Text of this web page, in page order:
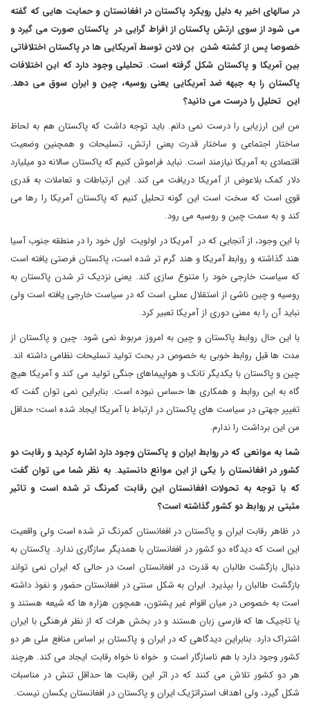
در سالهای اخیر به دلیل رویکرد پاکستان در افغانستان و حمایت هایی که گفته
می شود از سوی ارتش پاکستان از افراط گرایی در پاکستان صورت می گیرد و
خصوصا پس از کشته شدن بن لادن توسط آمریکایی ها در پاکستان اختلافاتی
بین آمریکا و پاکستان شکل گرفته است. تحلیلی وجود دارد که این اختلافات
پاکستان را به جبهه ضد آمریکایی یعنی روسیه، چین و ایران سوق می دهد.
این تحلیل را درست می دانید؟
من این ارزیابی را درست نمی دانم. باید توجه داشت که پاکستان هم به لحاظ
ساختار اجتماعی و ساختار قدرت یعنی ارتش، تسلیحات و همچنین وضعیت
اقتصادی به آمریکا نیازمند است. نباید فراموش کنیم که پاکستان سالانه دو میلیارد
دلار کمک بلاعوض از آمریکا دریافت می کند. این ارتباطات و تعاملات به قدری
قوی است که سخت است این گونه تحلیل کنیم که پاکستان آمریکا را رها می
کند و به سمت چین و روسیه می رود.
با این وجود، از آنجایی که در آمریکا در اولویت اول خود را در منطقه جنوب آسیا
هند گذاشته و روابط آمریکا و هند گرم تر شده است، پاکستان فرصتی یافته است
که سیاست خارجی خود را متنوع سازی کند. یعنی نزدیک تر شدن پاکستان به
روسیه و چین ناشی از استقلال عملی است که در سیاست خارجی یافته است ولی
نباید آن را به معنی دوری از آمریکا تعبیر کرد.
با این حال روابط پاکستان و چین به امروز مربوط نمی شود. چین و پاکستان از
مدت ها قبل روابط خوبی به خصوص در بحث تولید تسلیحات نظامی داشته اند.
چین و پاکستان با یکدیگر تانک و هواپیماهای جنگی تولید می کند و آمریکا هیچ
گاه به این روابط و همکاری ها حساس نبوده است. بنابراین نمی توان گفت که
تغییر جهتی در سیاست های پاکستان در ارتباط با آمریکا ایجاد شده است؛ حداقل
من این برداشت را ندارم.
شما به موانعی که در روابط ایران و پاکستان وجود دارد اشاره کردید و رقابت دو
کشور در افغانستان را یکی از این موانع دانستید. به نظر شما می توان گفت
که با توجه به تحولات افغانستان این رقابت کمرنگ تر شده است و تاثیر
مثبتی بر روابط دو کشور گذاشته است؟
در ظاهر رقابت ایران و پاکستان در افغانستان کمرنگ تر شده است ولی واقعیت
این است که دیدگاه دو کشور در افغانستان با همدیگر سازگاری ندارد. پاکستان به
دنبال بازگشت طالبان به قدرت در افغانستان است در حالی که ایران نمی تواند
بازگشت طالبان را بپذیرد. ایران به شکل سنتی در افغانستان حضور و نفوذ داشته
است به خصوص در میان اقوام غیر پشتون، همچون هزاره ها که شیعه هستند و
یا تاجیک ها که فارسی زبان هستند و در بخش هرات که از نظر فرهنگی با ایران
اشتراک دارد. بنابراین دیدگاهی که در ایران و پاکستان بر اساس منافع ملی هر دو
کشور وجود دارد با هم ناسازگار است و خواه نا خواه رقابت ایجاد می کند. هرچند
هر دو کشور تلاش می کنند که در اثر این رقابت ها حداقل تنش در مناسبات
شکل گیرد، ولی اهداف استراتژیک ایران و پاکستان در افغانستان یکسان نیست.